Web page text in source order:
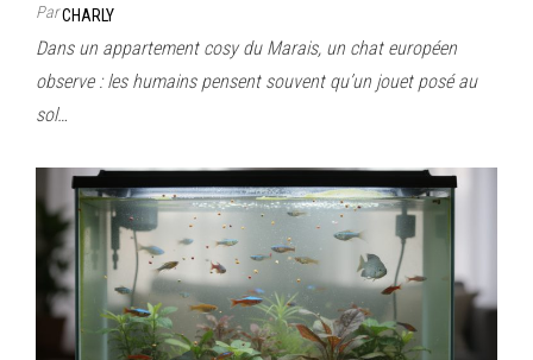
ParCHARLY
Dans un appartement cosy du Marais, un chat européen
observe : les humains pensent souvent qu’un jouet posé au
sol…